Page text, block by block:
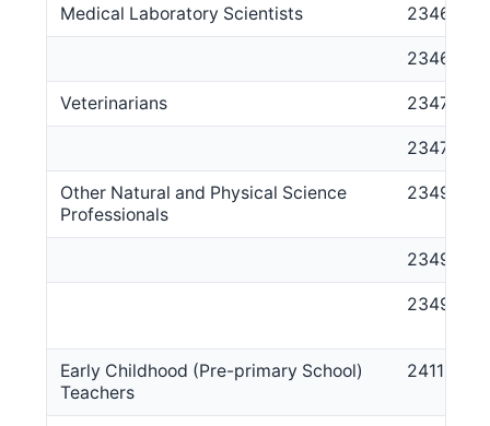
Medical Laboratory Scientists 2346
234611
Veterinarians 2347
234711
Other Natural and Physical Science
Professionals
2349
234914
234999
Early Childhood (Pre-primary School)
Teachers
2411